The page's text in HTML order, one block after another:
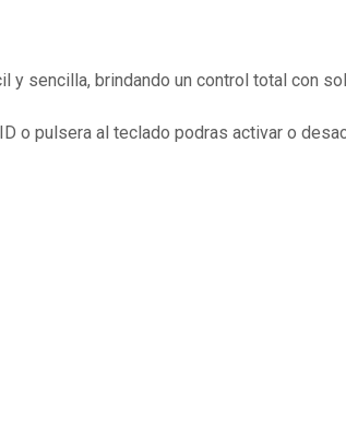
y sencilla, brindando un control total con
o pulsera al teclado podras activar o